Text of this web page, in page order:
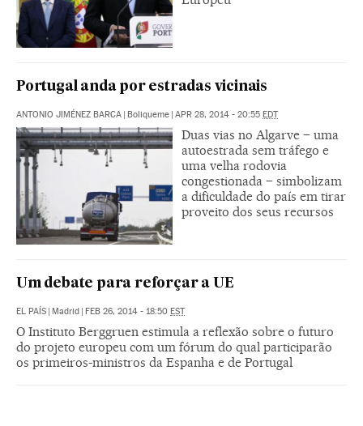
Portugal anda por estradas vicinais
ANTONIO JIMÉNEZ BARCA | Boliqueme | APR 28, 2014 - 20:55 EDT
Duas vias no Algarve – uma
autoestrada sem tráfego e
uma velha rodovia
congestionada – simbolizam
a dificuldade do país em tirar
proveito dos seus recursos
Um debate para reforçar a UE
EL PAÍS | Madrid | FEB 26, 2014 - 18:50 EST
O Instituto Berggruen estimula a reflexão sobre o futuro
do projeto europeu com um fórum do qual participarão
os primeiros-ministros da Espanha e de Portugal